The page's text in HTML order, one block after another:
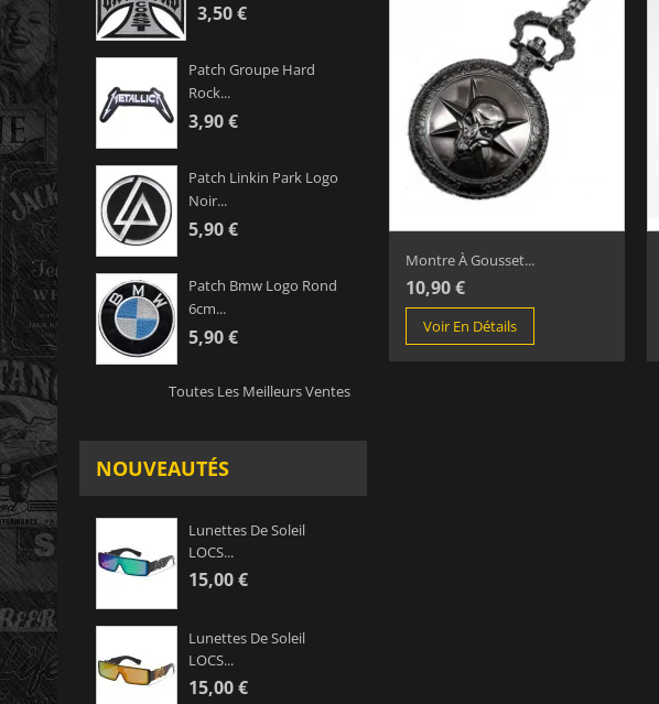
3,50 €
Patch Groupe Hard
Rock...
3,90 €
Patch Linkin Park Logo
Noir...
5,90 €
Patch Bmw Logo Rond
6cm...
5,90 €
Toutes Les Meilleurs Ventes
NOUVEAUTÉS
Lunettes De Soleil
LOCS...
15,00 €
Lunettes De Soleil
LOCS...
15,00 €
Montre À Gousset...
10,90 €
Voir En Détails